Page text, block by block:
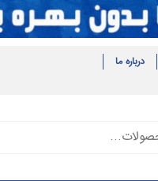
درباره ما